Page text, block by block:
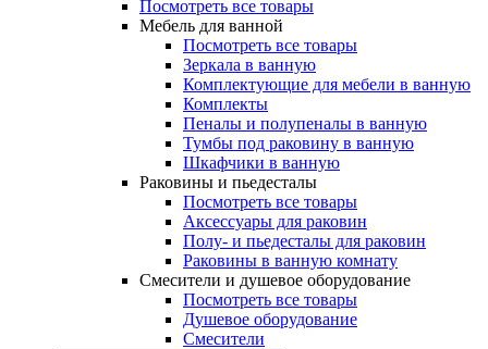
Посмотреть все товары
Мебель для ванной
Посмотреть все товары
Зеркала в ванную
Комплектующие для мебели в ванную
Комплекты
Пеналы и полупеналы в ванную
Тумбы под раковину в ванную
Шкафчики в ванную
Раковины и пьедесталы
Посмотреть все товары
Аксессуары для раковин
Полу- и пьедесталы для раковин
Раковины в ванную комнату
Смесители и душевое оборудование
Посмотреть все товары
Душевое оборудование
Смесители